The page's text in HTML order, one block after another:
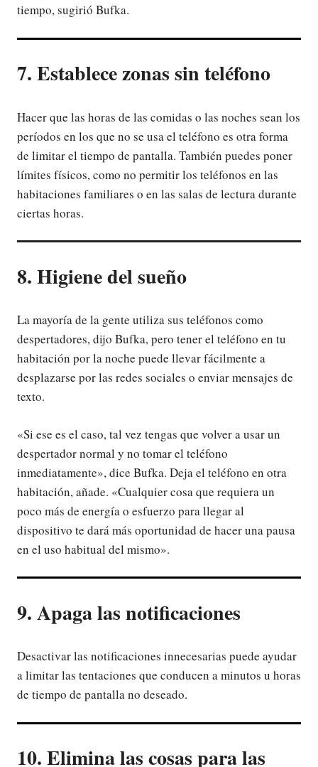
tiempo, sugirió Bufka.
7. Establece zonas sin teléfono
Hacer que las horas de las comidas o las noches sean los
períodos en los que no se usa el teléfono es otra forma
de limitar el tiempo de pantalla. También puedes poner
límites físicos, como no permitir los teléfonos en las
habitaciones familiares o en las salas de lectura durante
ciertas horas.
8. Higiene del sueño
La mayoría de la gente utiliza sus teléfonos como
despertadores, dijo Bufka, pero tener el teléfono en tu
habitación por la noche puede llevar fácilmente a
desplazarse por las redes sociales o enviar mensajes de
texto.
«Si ese es el caso, tal vez tengas que volver a usar un
despertador normal y no tomar el teléfono
inmediatamente», dice Bufka. Deja el teléfono en otra
habitación, añade. «Cualquier cosa que requiera un
poco más de energía o esfuerzo para llegar al
dispositivo te dará más oportunidad de hacer una pausa
en el uso habitual del mismo».
9. Apaga las notificaciones
Desactivar las notificaciones innecesarias puede ayudar
a limitar las tentaciones que conducen a minutos u horas
de tiempo de pantalla no deseado.
10. Elimina las cosas para las